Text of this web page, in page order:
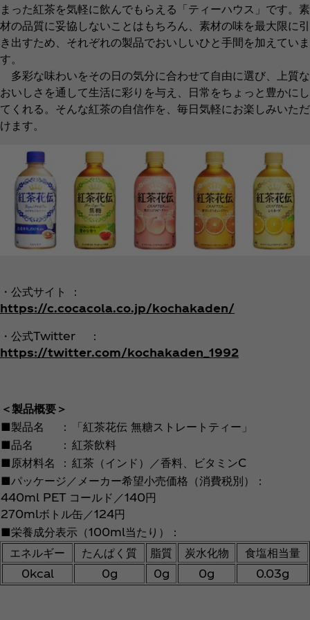
まった紅茶を気軽に飲んでもらえる「ティーハウス」です。素
材の品質に妥協しないことはもちろん、素材の味を最大限に引
き出すため、それぞれの製品でおいしいひと手間を加えていま
す。
多彩な味わいをその日の気分に合わせて自由に選び、上質な
おいしさを通して生活に彩りを与え、日常をちょっと豊かにし
てくれる。そんな紅茶の自信作を、毎日気軽にお楽しみいただ
けます。
・公式サイト ：
https://c.cocacola.co.jp/kochakaden/
・公式Twitter ：
https://twitter.com/kochakaden_1992
＜製品概要＞
■製品名
：
「紅茶花伝 無糖ストレートティー」
■品名
： 紅茶飲料
■原材料名
： 紅茶（インド）／香料、ビタミンC
■パッケージ／メーカー希望小売価格（消費税別）：
440ml PET コールド／140円
270mlボトル缶／124円
■栄養成分表示（100ml当たり）：
エネルギー
たんぱく質 脂質 炭水化物
食塩相当量
0kcal
0g 0g 0g 0.03g